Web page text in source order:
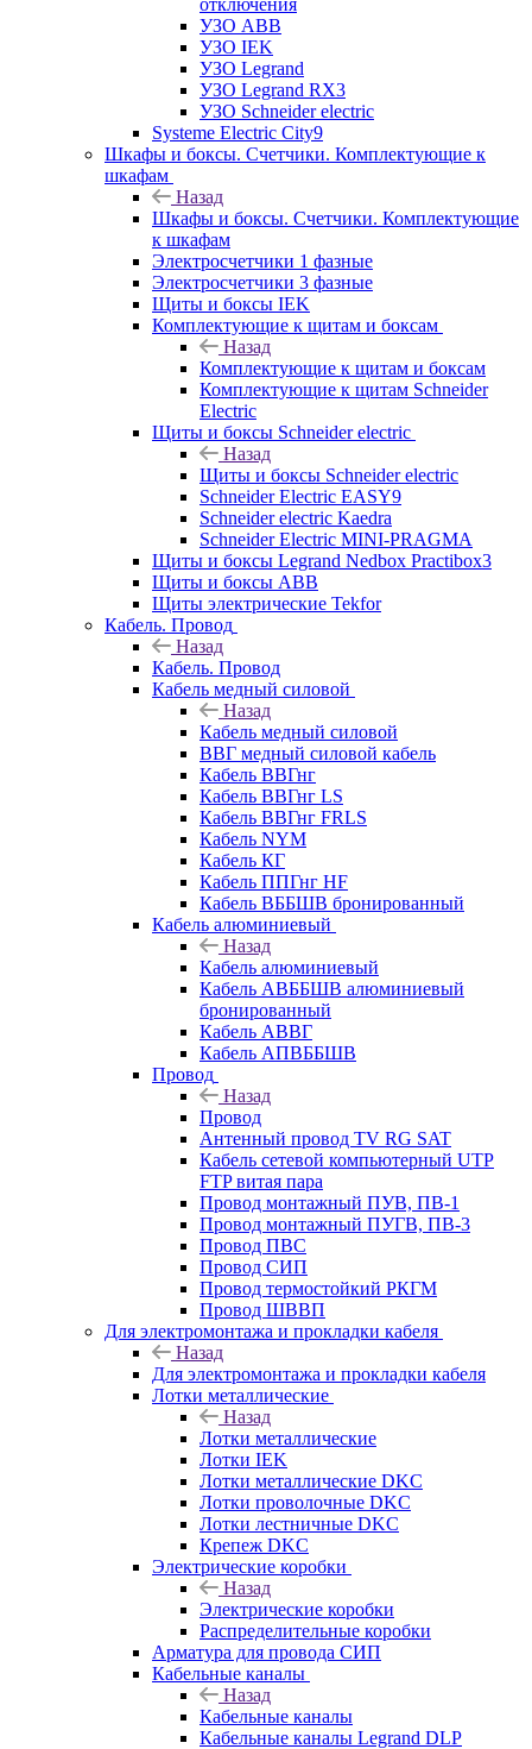
УЗО ABB
УЗО IEK
УЗО Legrand
УЗО Legrand RX3
УЗО Schneider electric
Systeme Electric City9
Шкафы и боксы. Счетчики. Комплектующие к
шкафам
Назад
Шкафы и боксы. Счетчики. Комплектующие
к шкафам
Электросчетчики 1 фазные
Электросчетчики 3 фазные
Щиты и боксы IEK
Комплектующие к щитам и боксам
Назад
Комплектующие к щитам и боксам
Комплектующие к щитам Schneider
Electric
Щиты и боксы Schneider electric
Назад
Щиты и боксы Schneider electric
Schneider Electric EASY9
Schneider electric Kaedra
Schneider Electric MINI-PRAGMA
Щиты и боксы Legrand Nedbox Practibox3
Щиты и боксы ABB
Щиты электрические Tekfor
Кабель. Провод
Назад
Кабель. Провод
Кабель медный силовой
Назад
Кабель медный силовой
ВВГ медный силовой кабель
Кабель ВВГнг
Кабель ВВГнг LS
Кабель ВВГнг FRLS
Кабель NYM
Кабель КГ
Кабель ППГнг HF
Кабель ВББШВ бронированный
Кабель алюминиевый
Назад
Кабель алюминиевый
Кабель АВББШВ алюминиевый
бронированный
Кабель АВВГ
Кабель АПВББШВ
Провод
Назад
Провод
Антенный провод TV RG SAT
Кабель сетевой компьютерный UTP
FTP витая пара
Провод монтажный ПУВ, ПВ-1
Провод монтажный ПУГВ, ПВ-3
Провод ПВС
Провод СИП
Провод термостойкий РКГМ
Провод ШВВП
Для электромонтажа и прокладки кабеля
Назад
Для электромонтажа и прокладки кабеля
Лотки металлические
Назад
Лотки металлические
Лотки IEK
Лотки металлические DKC
Лотки проволочные DKC
Лотки лестничные DKC
Крепеж DKC
Электрические коробки
Назад
Электрические коробки
Распределительные коробки
Арматура для провода СИП
Кабельные каналы
Назад
Кабельные каналы
Кабельные каналы Legrand DLP